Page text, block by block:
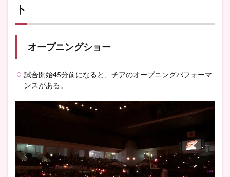
ト
オープニングショー
試合開始45分前になると、チアのオープニングパフォーマ
ンスがある。